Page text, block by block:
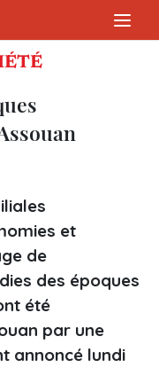
et
de
des époques
été
par une
annoncé lundi